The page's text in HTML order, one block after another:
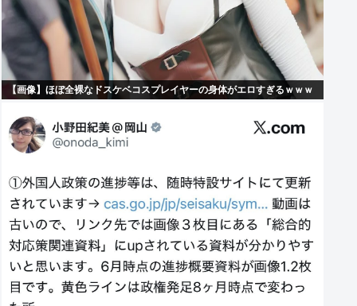
【画像】ほぼ全裸なドスケベコスプレイヤーの身体がエロすぎるｗｗｗ